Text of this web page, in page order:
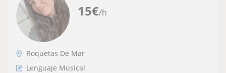
15€/h
Roquetas De Mar
Lenguaje Musical